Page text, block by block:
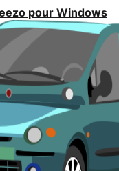
pour Windows